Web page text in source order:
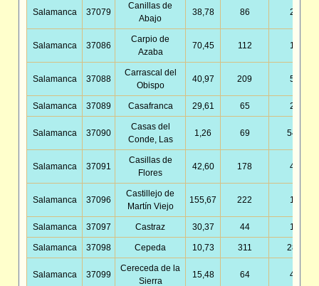
Salamanca 37079
Canillas de
Abajo
38,78 86 2,22
Salamanca 37086
Carpio de
Azaba
70,45 112 1,59
Salamanca 37088
Carrascal del
Obispo
40,97 209 5,10
Salamanca 37089 Casafranca 29,61 65 2,20
Salamanca 37090
Casas del
Conde, Las
1,26 69 54,67
Salamanca 37091
Casillas de
Flores
42,60 178 4,18
Salamanca 37096
Castillejo de
Martín Viejo
155,67 222 1,43
Salamanca 37097 Castraz 30,37 44 1,45
Salamanca 37098 Cepeda 10,73 311 28,97
Salamanca 37099
Cereceda de la
Sierra
15,48 64 4,13